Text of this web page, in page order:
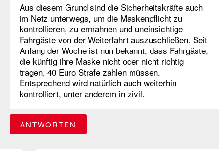
Aus diesem Grund sind die Sicherheitskräfte auch
im Netz unterwegs, um die Maskenpflicht zu
kontrollieren, zu ermahnen und uneinsichtige
Fahrgäste von der Weiterfahrt auszuschließen. Seit
Anfang der Woche ist nun bekannt, dass Fahrgäste,
die künftig ihre Maske nicht oder nicht richtig
tragen, 40 Euro Strafe zahlen müssen.
Entsprechend wird natürlich auch weiterhin
kontrolliert, unter anderem in zivil.
ANTWORTEN